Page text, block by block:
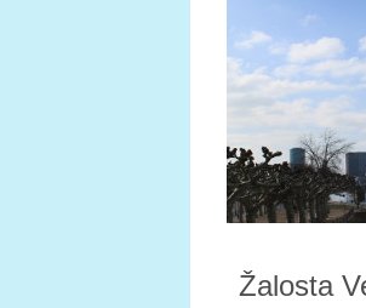
Žalosta